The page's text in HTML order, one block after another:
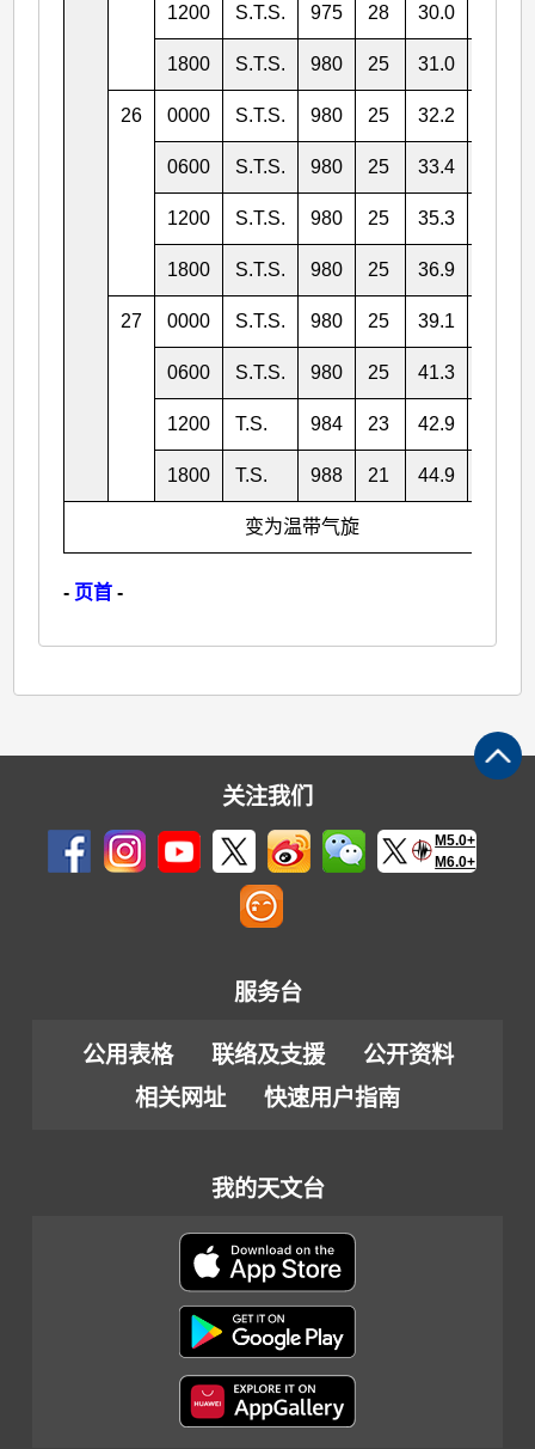
1200 S.T.S. 975 28 30.0
1800 S.T.S. 980 25 31.0
26 0000 S.T.S. 980 25 32.2
0600 S.T.S. 980 25 33.4
1200 S.T.S. 980 25 35.3
1800 S.T.S. 980 25 36.9
27 0000 S.T.S. 980 25 39.1
0600 S.T.S. 980 25 41.3
1200 T.S. 984 23 42.9
1800 T.S. 988 21 44.9
变为温带气旋
- 页首 -
关注我们
M5.0+
M6.0+
服务台
公用表格 联络及支援
公开资料
相关网址
快速用户指南
我的天文台